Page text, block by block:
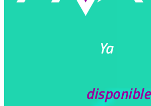
Ya
disponible